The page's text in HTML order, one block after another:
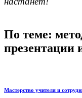
По теме:
презентации
Мастерство учителя и